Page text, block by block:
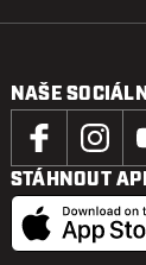
NAŠE
STÁHNOUT